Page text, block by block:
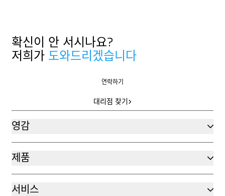
확신이 안 서시나요?
저희가 도와드리겠습니다
연락하기
대리점 찾기
영감
제품
서비스